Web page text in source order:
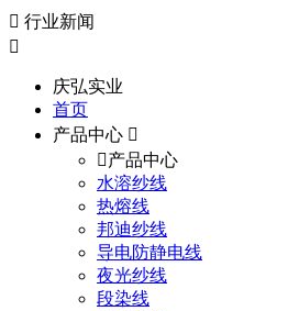
行业新闻
庆弘实业
首页
产品中心
产品中心
水溶纱线
热熔线
邦迪纱线
导电防静电线
夜光纱线
段染线